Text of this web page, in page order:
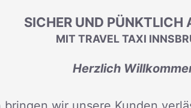
SICHER UND PÜNKTLICH
MIT TRAVEL TAXI
Herzlich